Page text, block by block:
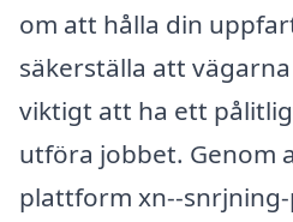
om att hålla din
säkerställa att
viktigt att ha ett
utföra jobbet. Genom
plattform xn--